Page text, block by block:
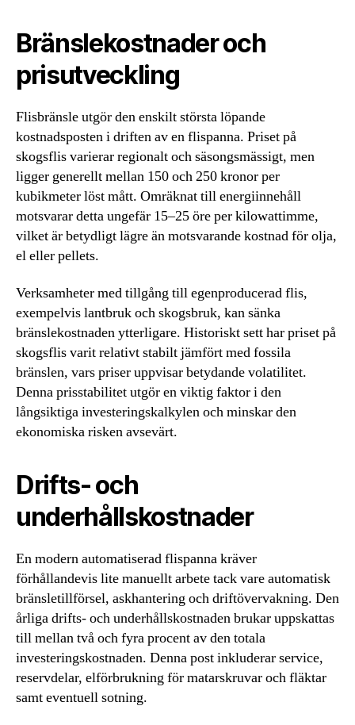
Bränslekostnader och
prisutveckling
Flisbränsle utgör den enskilt största löpande
kostnadsposten i driften av en flispanna. Priset på
skogsflis varierar regionalt och säsongsmässigt, men
ligger generellt mellan 150 och 250 kronor per
kubikmeter löst mått. Omräknat till energiinnehåll
motsvarar detta ungefär 15–25 öre per kilowattimme,
vilket är betydligt lägre än motsvarande kostnad för olja,
el eller pellets.
Verksamheter med tillgång till egenproducerad flis,
exempelvis lantbruk och skogsbruk, kan sänka
bränslekostnaden ytterligare. Historiskt sett har priset på
skogsflis varit relativt stabilt jämfört med fossila
bränslen, vars priser uppvisar betydande volatilitet.
Denna prisstabilitet utgör en viktig faktor i den
långsiktiga investeringskalkylen och minskar den
ekonomiska risken avsevärt.
Drifts- och
underhållskostnader
En modern automatiserad flispanna kräver
förhållandevis lite manuellt arbete tack vare automatisk
bränsletillförsel, askhantering och driftövervakning. Den
årliga drifts- och underhållskostnaden brukar uppskattas
till mellan två och fyra procent av den totala
investeringskostnaden. Denna post inkluderar service,
reservdelar, elförbrukning för matarskruvar och fläktar
samt eventuell sotning.